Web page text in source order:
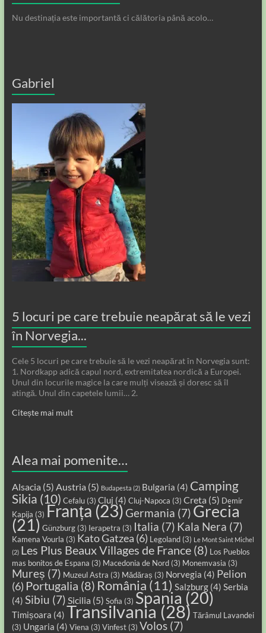
Nu destinația este importantă ci călătoria până acolo…
Gabriel
5 locuri pe care trebuie neapărat să le vezi
în Norvegia...
Cele 5 locuri pe care trebuie să le vezi neapărat în Norvegia sunt:
1. Nordkapp adică capul nord, extremitatea nordică a Europei.
Unul din locurile magice la care mulți visează și doresc să îl
atingă. Unul din capetele lumii… 2.
Citește mai mult
Alea mai pomenite…
Alsacia (5) Austria (5) Budapesta (2) Bulgaria (4) Camping
Sikia (10) Cefalu(3) Cluj (4) Cluj-Napoca (3) Creta (5) Demir
Kapija (3) Franța(23) Germania (7) Grecia
(21) Günzburg(3) Ierapetra (3) Italia (7) Kala Nera (7)
Kamena Vourla (3) Kato Gatzea (6) Legoland(3) Le Mont Saint Michel
(2) Les Plus Beaux Villages de France(8) Los Pueblos
mas bonitos de Espana (3) Macedonia de Nord(3) Monemvasia (3)
Mureș (7) Muzeul Astra (3) Mădăraș (3) Norvegia (4) Pelion
(6) Portugalia (8) România (11) Salzburg(4) Serbia
(4) Sibiu (7) Sicilia (5) Sofia (3) Spania (20)
Timișoara (4) Transilvania (28) Tărâmul Lavandei
(3) Ungaria (4) Viena (3) Vinfest(3) Volos(7)